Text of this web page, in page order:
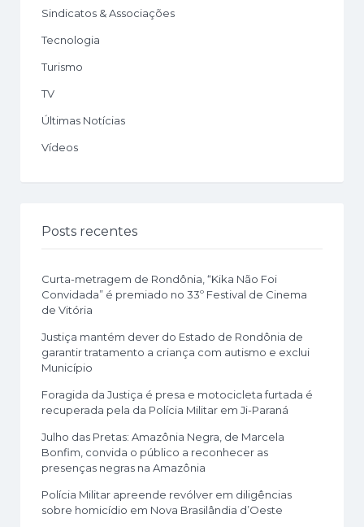
Sindicatos & Associações
Tecnologia
Turismo
TV
Últimas Notícias
Vídeos
Posts recentes
Curta-metragem de Rondônia, “Kika Não Foi
Convidada” é premiado no 33º Festival de Cinema
de Vitória
Justiça mantém dever do Estado de Rondônia de
garantir tratamento a criança com autismo e exclui
Município
Foragida da Justiça é presa e motocicleta furtada é
recuperada pela da Polícia Militar em Ji-Paraná
Julho das Pretas: Amazônia Negra, de Marcela
Bonfim, convida o público a reconhecer as
presenças negras na Amazônia
Polícia Militar apreende revólver em diligências
sobre homicídio em Nova Brasilândia d’Oeste